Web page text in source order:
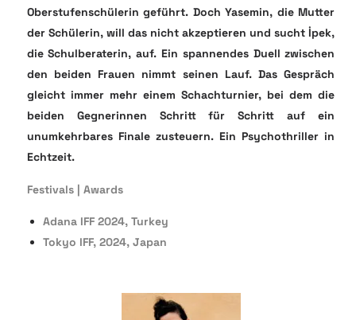
Oberstufenschülerin geführt. Doch Yasemin, die Mutter
der Schülerin, will das nicht akzeptieren und sucht İpek,
die Schulberaterin, auf. Ein spannendes Duell zwischen
den beiden Frauen nimmt seinen Lauf. Das Gespräch
gleicht immer mehr einem Schachturnier, bei dem die
beiden Gegnerinnen Schritt für Schritt auf ein
unumkehrbares Finale zusteuern. Ein Psychothriller in
Echtzeit.
Festivals | Awards
Adana IFF 2024, Turkey
Tokyo IFF, 2024, Japan